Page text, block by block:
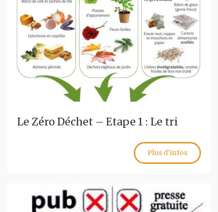
Le Zéro Déchet – Etape 1 : Le tri
Plus d'infos